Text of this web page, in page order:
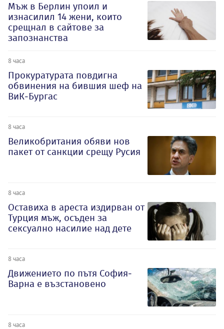
Мъж в Берлин упоил и
изнасилил 14 жени, които
срещнал в сайтове за
запознанства
8 часа
Прокуратурата повдигна
обвинения на бившия шеф на
ВиК-Бургас
8 часа
Великобритания обяви нов
пакет от санкции срещу Русия
8 часа
Оставиха в ареста издирван от
Турция мъж, осъден за
сексуално насилие над дете
8 часа
Движението по пътя София-
Варна е възстановено
8 часа